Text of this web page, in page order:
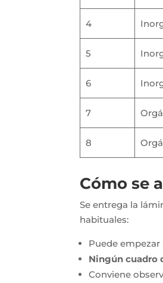
4
5
6
7
8
Cómo se
Se entrega la
habituales:
Puede
Ningún cuadro
Conviene